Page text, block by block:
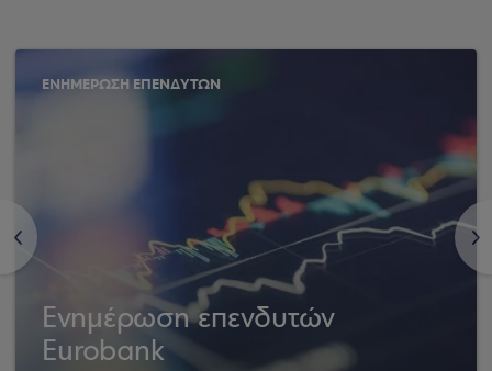
<
ΕΝΗΜΕΡΩΣΗ ΕΠΕΝΔΥΤΩΝ
Ενημέρωση επενδυτών
Eurobank
>